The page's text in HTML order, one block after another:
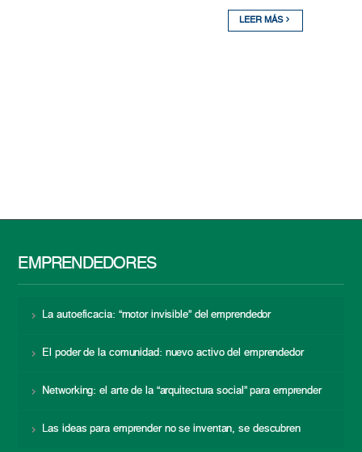
LEER MÁS
EMPRENDEDORES
La autoeficacia: “motor invisible” del emprendedor
El poder de la comunidad: nuevo activo del emprendedor
Networking: el arte de la “arquitectura social” para emprender
Las ideas para emprender no se inventan, se descubren